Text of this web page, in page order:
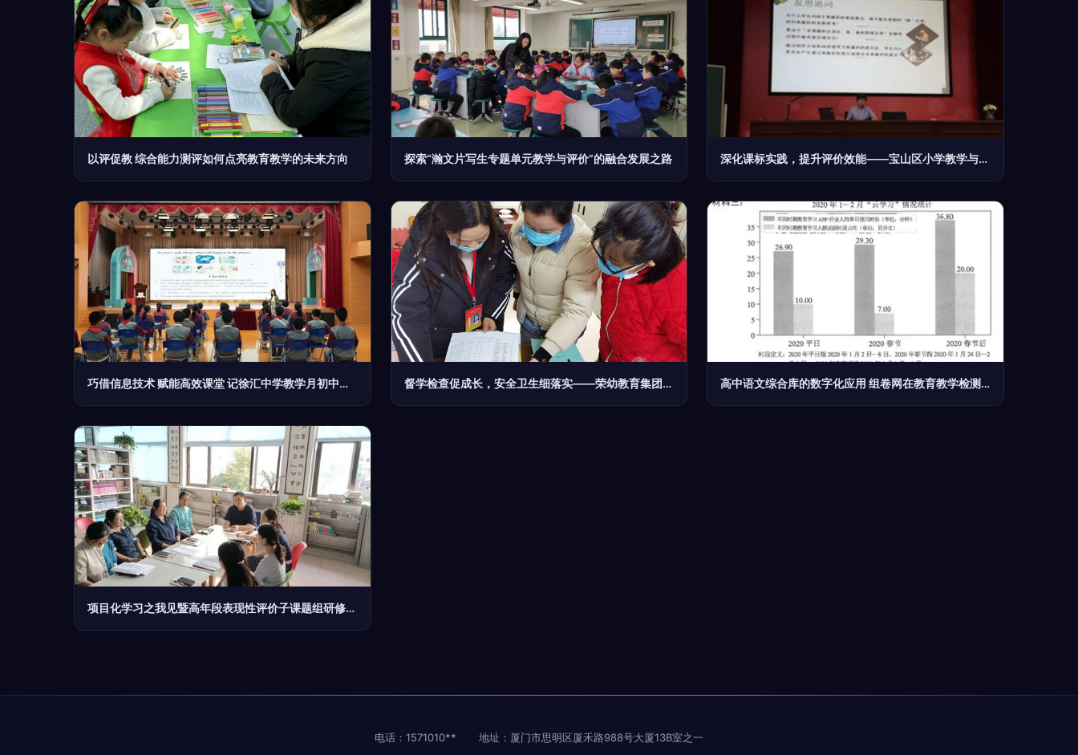
以评促教 综合能力测评如何点亮教育教学的未来方向 探索“瀚文片写生专题单元教学与评价”的融合发展之路 深化课标实践，提升评价效能——宝山区小学教学与评价基地学校展示活动综述
巧借信息技术 赋能高效课堂 记徐汇中学教学月初中专场展示活动 督学检查促成长，安全卫生细落实——荣幼教育集团总园教育教学检测和评价活动纪实 高中语文综合库的数字化应用 组卷网在教育教学检测与评价中的实践与思考
项目化学习之我见暨高年段表现性评价子课题组研修活动综述
电话：1571010** 地址：厦门市思明区厦禾路988号大厦13B室之一